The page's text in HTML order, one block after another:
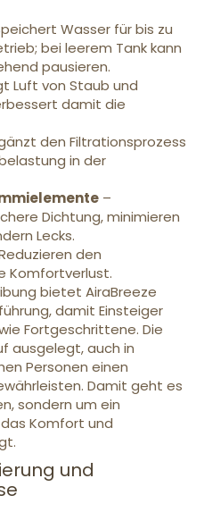
Wasser für bis zu
bei leerem Tank kann
pausieren.
Luft von Staub und
damit die
den Filtrationsprozess
in der
–
Dichtung, minimieren
Lecks.
den
Komfortverlust.
bietet AiraBreeze
damit Einsteiger
Fortgeschrittene. Die
ausgelegt, auch in
Personen einen
Damit geht es
sondern um ein
Komfort und
und